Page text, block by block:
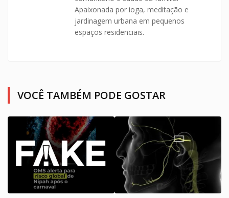
Apaixonada por ioga, meditação e
jardinagem urbana em pequenos
espaços residenciais.
VOCÊ TAMBÉM PODE GOSTAR